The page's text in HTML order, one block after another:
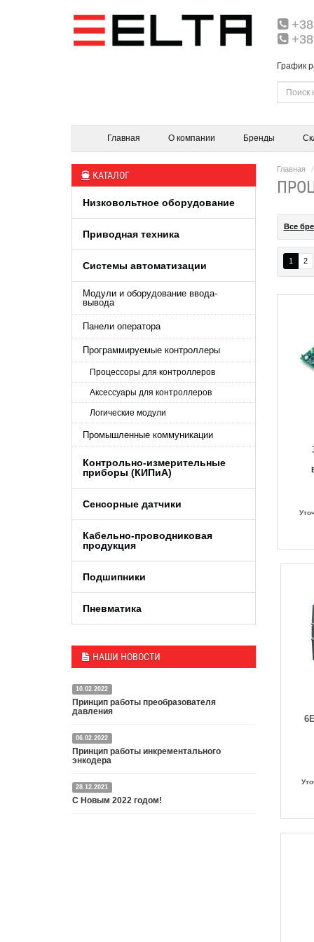
График
Главная О компании Бренды
КАТАЛОГ
Низковольтное оборудование
Приводная техника
Системы автоматизации
Модули и оборудование ввода-
вывода
Панели оператора
Программируемые контроллеры
Процессоры для контроллеров
Аксессуары для контроллеров
Логические модули
Промышленные коммуникации
Контрольно-измерительные
приборы (КИПиA)
Сенсорные датчики
Кабельно-проводниковая
продукция
Подшипники
Пневматика
НАШИ НОВОСТИ
10.02.2022
Принцип работы преобразователя
давления
Датчик или преобразователь давления — это
специальное устройство, преобразующее
давление среды в пропорциональный
Подробнее
06.02.2022
Принцип работы инкрементального
энкодера
Энкодер представляет собой специальный датчик,
преобразующий угловое перемещение в
28.12.2021
С Новым 2022 годом!
Главная
Все
1 2